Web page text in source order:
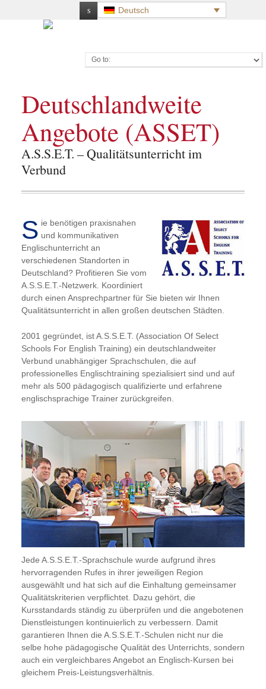
Deutsch
Go to:
Deutschlandweite
Angebote (ASSET)
A.S.S.E.T. – Qualitätsunterricht im
Verbund
S ie benötigen praxisnahen
und kommunikativen
Englischunterricht an
verschiedenen Standorten in
Deutschland? Profitieren Sie vom
A.S.S.E.T.-Netzwerk. Koordiniert
durch einen Ansprechpartner für Sie bieten wir Ihnen
Qualitätsunterricht in allen großen deutschen Städten.
2001 gegründet, ist A.S.S.E.T. (Association Of Select
Schools For English Training) ein deutschlandweiter
Verbund unabhängiger Sprachschulen, die auf
professionelles Englischtraining spezialisiert sind und auf
mehr als 500 pädagogisch qualifizierte und erfahrene
englischsprachige Trainer zurückgreifen.
Jede A.S.S.E.T.-Sprachschule wurde aufgrund ihres
hervorragenden Rufes in ihrer jeweiligen Region
ausgewählt und hat sich auf die Einhaltung gemeinsamer
Qualitätskriterien verpflichtet. Dazu gehört, die
Kursstandards ständig zu überprüfen und die angebotenen
Dienstleistungen kontinuierlich zu verbessern. Damit
garantieren Ihnen die A.S.S.E.T.-Schulen nicht nur die
selbe hohe pädagogische Qualität des Unterrichts, sondern
auch ein vergleichbares Angebot an Englisch-Kursen bei
gleichem Preis-Leistungsverhältnis.